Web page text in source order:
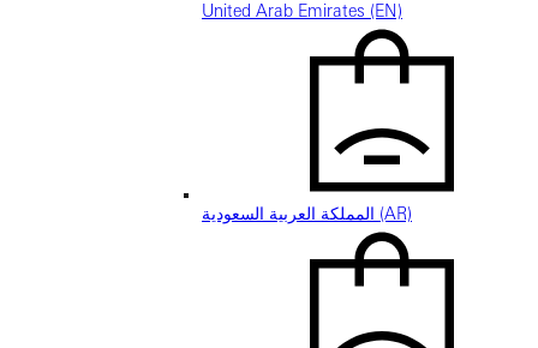
United Arab Emirates (EN)
المملكة العربية السعودية (AR)